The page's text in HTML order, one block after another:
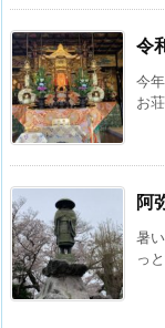
令
今
お
阿
暑
っ